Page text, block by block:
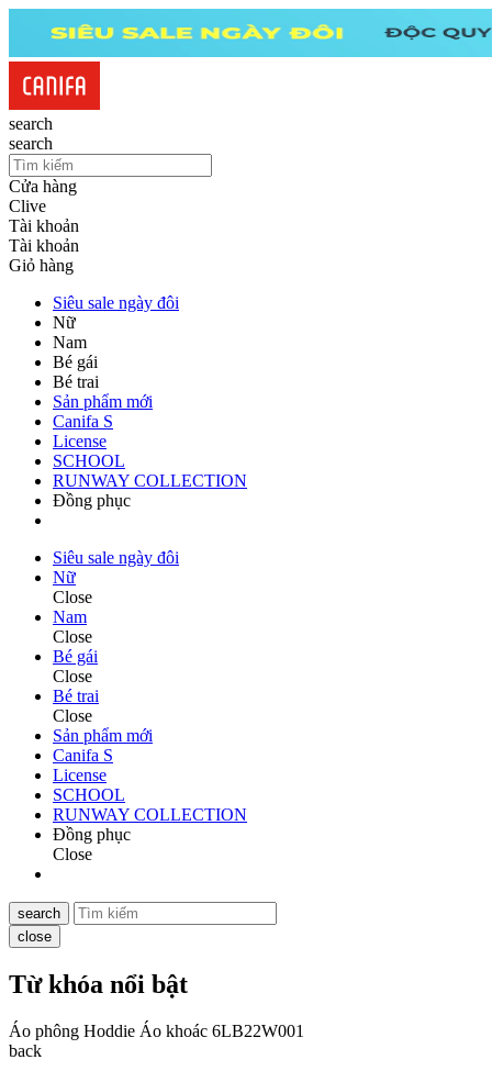
search
search
Cửa hàng
Clive
Tài khoản
Tài khoản
Giỏ hàng
Siêu sale ngày đôi
Nữ
Nam
Bé gái
Bé trai
Sản phẩm mới
Canifa S
License
SCHOOL
RUNWAY COLLECTION
Đồng phục
Siêu sale ngày đôi
Nữ
Close
Nam
Close
Bé gái
Close
Bé trai
Close
Sản phẩm mới
Canifa S
License
SCHOOL
RUNWAY COLLECTION
Đồng phục
Close
search
close
Từ khóa nổi bật
Áo phông Hoddie Áo khoác 6LB22W001
back